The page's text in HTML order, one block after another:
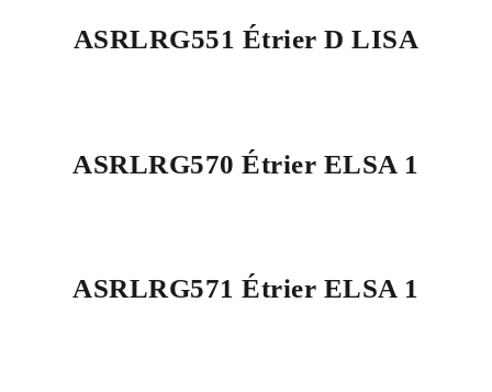
ASRLRG551 Étrier D LISA
ASRLRG570 Étrier ELSA 1
ASRLRG571 Étrier ELSA 1